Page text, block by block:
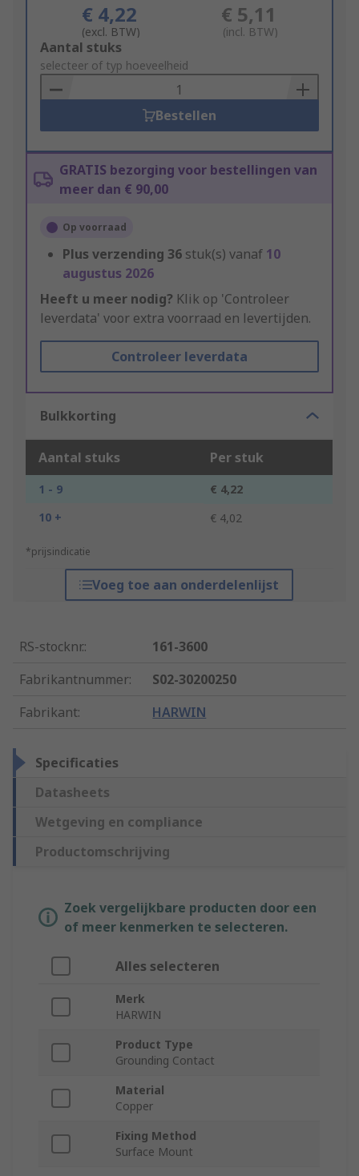
€ 4,22
(excl. BTW)
€ 5,11
(incl. BTW)
Add
to
Basket
Aantal stuks
selecteer of typ hoeveelheid
Bestellen
GRATIS bezorging voor bestellingen van
meer dan € 90,00
Op voorraad
Plus verzending 36 stuk(s) vanaf 10
augustus 2026
Heeft u meer nodig? Klik op 'Controleer
leverdata' voor extra voorraad en levertijden.
Controleer leverdata
Bulkkorting
Aantal stuks Per stuk
1 - 9
€ 4,22
10 +
€ 4,02
*prijsindicatie
Voeg toe aan onderdelenlijst
RS-stocknr.:
161-3600
Fabrikantnummer:
S02-30200250
Fabrikant: HARWIN
Specificaties
Datasheets
Wetgeving en compliance
Productomschrijving
Zoek vergelijkbare producten door een
of meer kenmerken te selecteren.
Alles selecteren
Merk
HARWIN
Product Type
Grounding Contact
Material
Copper
Fixing Method
Surface Mount